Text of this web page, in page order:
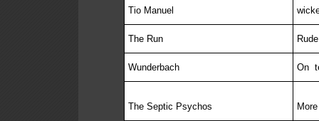
Tio Manuel
The Run
Wunderbach On
The Septic Psychos